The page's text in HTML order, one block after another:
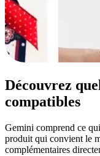
Découvrez
compatibles
Gemini comprend ce
produit qui convient le
complémentaires